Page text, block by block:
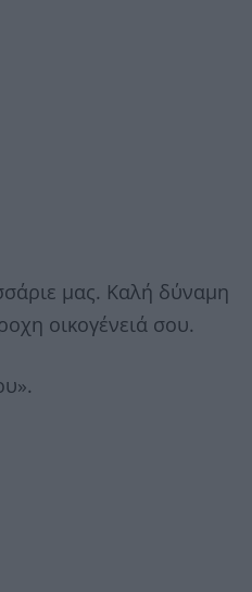
μας. Καλή δύναμη
οικογένειά σου.